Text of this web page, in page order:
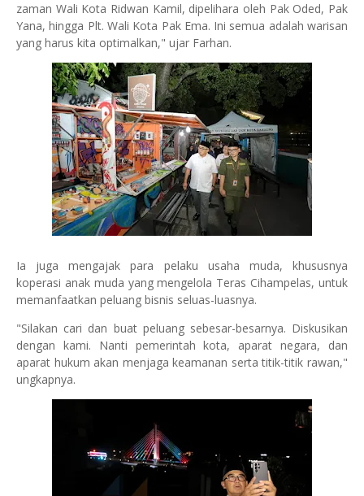
zaman Wali Kota Ridwan Kamil, dipelihara oleh Pak Oded, Pak
Yana, hingga Plt. Wali Kota Pak Ema. Ini semua adalah warisan
yang harus kita optimalkan," ujar Farhan.
Ia juga mengajak para pelaku usaha muda, khususnya
koperasi anak muda yang mengelola Teras Cihampelas, untuk
memanfaatkan peluang bisnis seluas-luasnya.
"Silakan cari dan buat peluang sebesar-besarnya. Diskusikan
dengan kami. Nanti pemerintah kota, aparat negara, dan
aparat hukum akan menjaga keamanan serta titik-titik rawan,"
ungkapnya.